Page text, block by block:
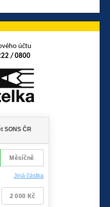
účtu
/ 0800